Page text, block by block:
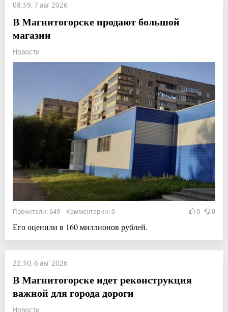
08:59, 7 авг 2026
В Магнитогорске продают большой
магазин
Новости
Прочитали: 649 Комментарии: 0 0 0
Его оценили в 160 миллионов рублей.
22:50, 6 авг 2026
В Магнитогорске идет реконструкция
важной для города дороги
Новости